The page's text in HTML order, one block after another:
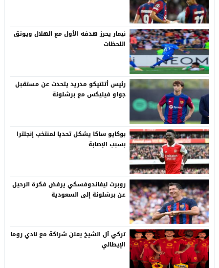
نيمار يحرز هدفه الأول مع الهلال ويوثق
اللحظات
رئيس أتلتيكو مدريد يتحدث عن مستقبل
جواو فيليكس مع برشلونة
بوكايو ساكا يشكل تحديا لمنتخب إنجلترا
بسبب الإصابة
روبرت ليفاندوفسكي يرفض فكرة الرحيل
عن برشلونة إلى السعودية
تركي آل الشيخ يعلن شراكة مع نادي روما
الإيطالي